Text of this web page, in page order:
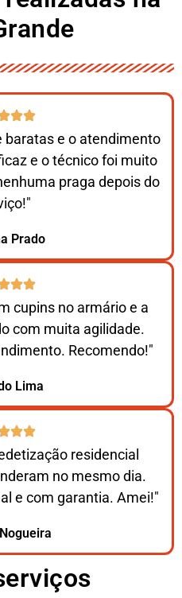
baratas e o atendimento
e o técnico foi muito
praga depois do
Prado
cupins no armário e a
com muita agilidade.
Recomendo!"
Lima
residencial
no mesmo dia.
e com garantia. Amei!"